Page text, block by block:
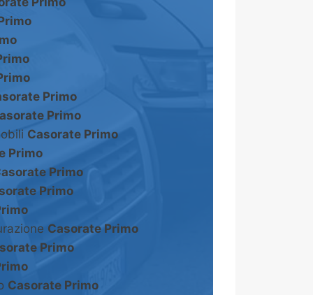
Primo
Primo
Casorate Primo
Primo
Primo
Primo
Casorate Primo
Primo
Casorate Primo